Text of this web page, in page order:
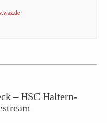
– HSC Haltern-